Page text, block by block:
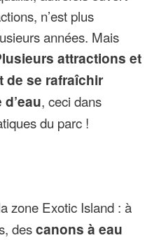
n’est plus
années. Mais
attractions et
de se rafraîchir
, ceci dans
du parc !
zone Exotic Island : à
descanons à eau